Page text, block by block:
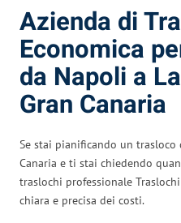
Azienda di
Economica
da Napoli a
Gran Canaria
Se stai pianificando un trasloco
Canaria e ti stai chiedendo
traslochi professionale
chiara e precisa dei costi.